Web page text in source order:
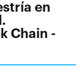
en
Chain -